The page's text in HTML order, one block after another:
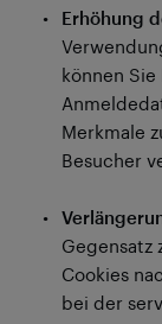
Erhöhung
können Sie
Merkmale
Besucher
Gegensatz
Cookies
bei der